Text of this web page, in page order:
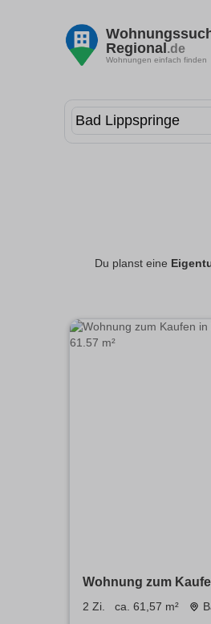
Regional.de
Wohnungen einfach finden
Du planst eine
Wohnung zum
175.000 € 61.57 m²
2 Zi. ca. 61,57 m²